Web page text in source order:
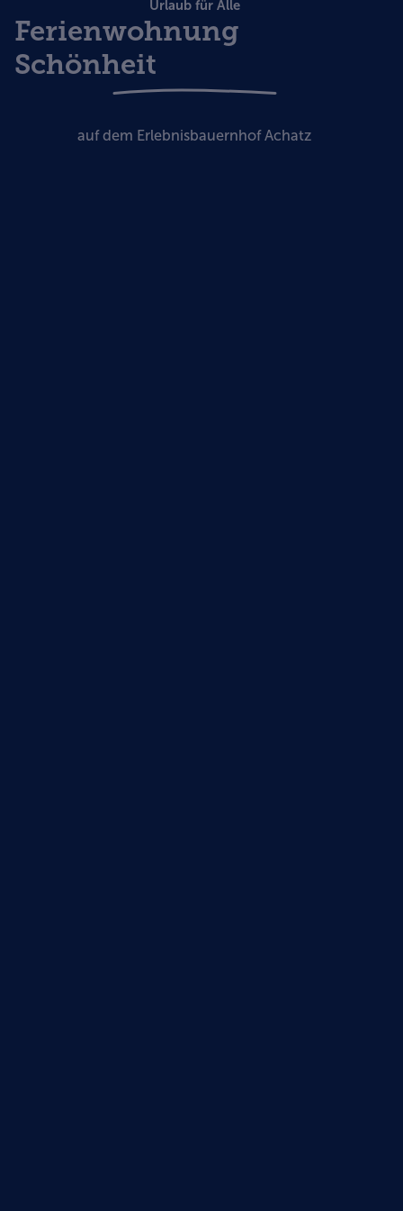
Urlaub für Alle
Ferienwohnung
Schönheit
auf dem Erlebnisbauernhof Achatz